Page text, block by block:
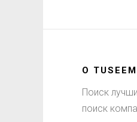
О TUSEEM
Поиск
поиск